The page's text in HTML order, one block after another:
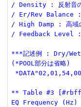
/ Density : 反射音の
/ Er/Rev Balance : 初
/ High Damp : 高域の
/ Feedback Level :
***記述例 : Dry/Wet
(*POOL部分は省略)
** Table #3
EQ Frequency (Hz)